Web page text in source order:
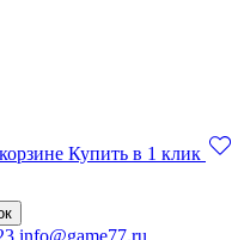
Купить в 1 клик
info@game77.ru